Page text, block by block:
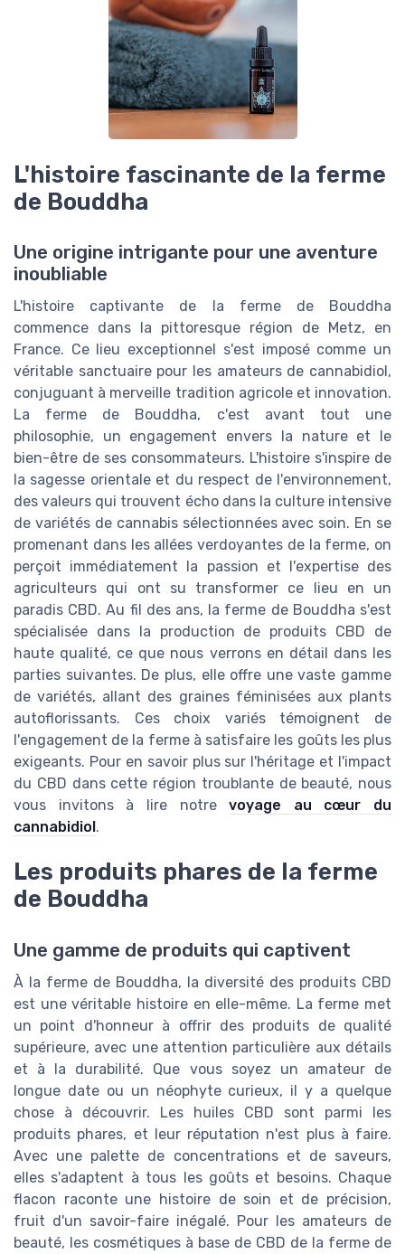
L'histoire fascinante de la ferme
de Bouddha
Une origine intrigante pour une aventure
inoubliable
L'histoire captivante de la ferme de Bouddha
commence dans la pittoresque région de Metz, en
France. Ce lieu exceptionnel s'est imposé comme un
véritable sanctuaire pour les amateurs de cannabidiol,
conjuguant à merveille tradition agricole et innovation.
La ferme de Bouddha, c'est avant tout une
philosophie, un engagement envers la nature et le
bien-être de ses consommateurs. L'histoire s'inspire de
la sagesse orientale et du respect de l'environnement,
des valeurs qui trouvent écho dans la culture intensive
de variétés de cannabis sélectionnées avec soin. En se
promenant dans les allées verdoyantes de la ferme, on
perçoit immédiatement la passion et l'expertise des
agriculteurs qui ont su transformer ce lieu en un
paradis CBD. Au fil des ans, la ferme de Bouddha s'est
spécialisée dans la production de produits CBD de
haute qualité, ce que nous verrons en détail dans les
parties suivantes. De plus, elle offre une vaste gamme
de variétés, allant des graines féminisées aux plants
autoflorissants. Ces choix variés témoignent de
l'engagement de la ferme à satisfaire les goûts les plus
exigeants. Pour en savoir plus sur l'héritage et l'impact
du CBD dans cette région troublante de beauté, nous
vous invitons à lire notrevoyage au cœur du
cannabidiol .
Les produits phares de la ferme
de Bouddha
Une gamme de produits qui captivent
À la ferme de Bouddha, la diversité des produits CBD
est une véritable histoire en elle-même. La ferme met
un point d'honneur à offrir des produits de qualité
supérieure, avec une attention particulière aux détails
et à la durabilité. Que vous soyez un amateur de
longue date ou un néophyte curieux, il y a quelque
chose à découvrir. Les huiles CBD sont parmi les
produits phares, et leur réputation n'est plus à faire.
Avec une palette de concentrations et de saveurs,
elles s'adaptent à tous les goûts et besoins. Chaque
flacon raconte une histoire de soin et de précision,
fruit d'un savoir-faire inégalé. Pour les amateurs de
beauté, les cosmétiques à base de CBD de la ferme de